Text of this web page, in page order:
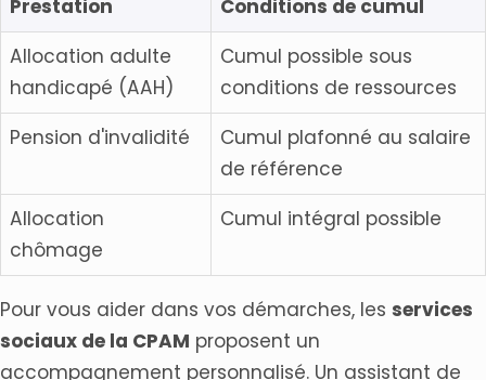
Prestation
Conditions de cumul
Allocation adulte
handicapé (AAH)
Cumul possible sous
conditions de ressources
Pension d'invalidité
Cumul plafonné au salaire
de référence
Allocation
chômage
Cumul intégral possible
Pour vous aider dans vos démarches, les services
sociaux de la CPAM proposent un
accompagnement personnalisé. Un assistant de